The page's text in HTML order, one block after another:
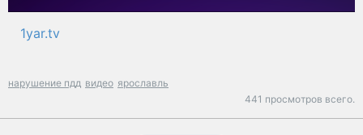
1yar.tv
нарушение пдд видео ярославль
441 просмотров всего.